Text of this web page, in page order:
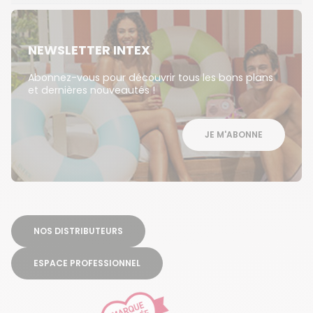
NEWSLETTER INTEX
Abonnez-vous pour découvrir tous les bons plans
et dernières nouveautés !
JE M'ABONNE
NOS DISTRIBUTEURS
ESPACE PROFESSIONNEL